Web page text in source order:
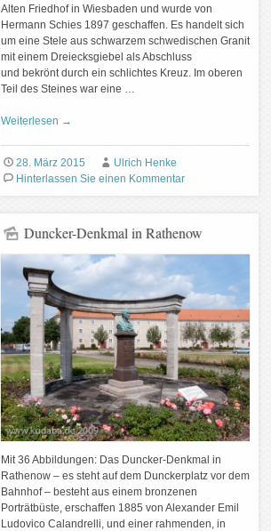
Alten Friedhof in Wiesbaden und wurde von
Hermann Schies 1897 geschaffen. Es handelt sich
um eine Stele aus schwarzem schwedischen Granit
mit einem Dreiecksgiebel als Abschluss
und bekrönt durch ein schlichtes Kreuz. Im oberen
Teil des Steines war eine …
Weiterlesen →
28. März 2015
Ulrich Henke
Hinterlassen Sie einen Kommentar
Duncker-Denkmal in Rathenow
Mit 36 Abbildungen: Das Duncker-Denkmal in
Rathenow – es steht auf dem Dunckerplatz vor dem
Bahnhof – besteht aus einem bronzenen
Porträtbüste, erschaffen 1885 von Alexander Emil
Ludovico Calandrelli, und einer rahmenden, in